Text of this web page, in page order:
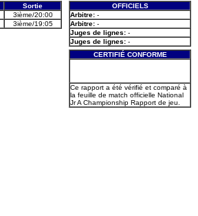
Sortie
3ième/20:00
3ième/19:05
OFFICIELS
Arbitre: -
Arbitre: -
Juges de lignes: -
Juges de lignes: -
CERTIFIÉ CONFORME
Ce rapport a été vérifié et comparé à
la feuille de match officielle National
Jr A Championship Rapport de jeu.